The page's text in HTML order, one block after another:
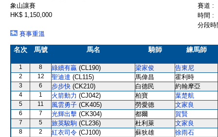
象山讓賽
賽道 :
HK$ 1,150,000
時間 :
分段
賽事重溫
名次 馬號 馬名 騎師 練馬師
1 8 綠續有贏 (CL190) 梁家俊 告東尼
2 12 聖迪達 (CL115) 馬偉昌 霍利時
3 6 步步快 (CK210) 白德民 約翰摩亞
4 1 火箭動力 (CJ042) 柏寶 葉楚航
5 11 風雲勇子 (CK405) 勞愛德 文家良
6 7 光輝出擊 (CK304) 都爾 賀賢
7 5 旅英駿駒 (CL236) 杜利萊 文家良
8 2 紅衣司令 (CJ100) 蘇狄雄 徐雨石